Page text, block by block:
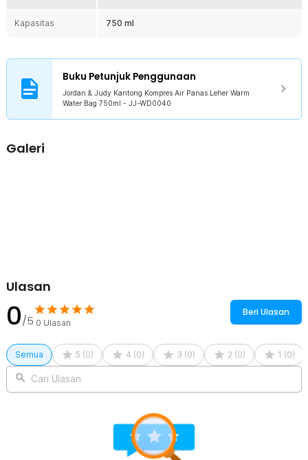
isi ulang terus-menerus.
menahan kehangatan 2-3 jam dengan hanya menghangatkannya
menggunakan microvawe selama 3 menit saja.
Rasakan Panas yang Aman
Tidak perlu khawatir Anda akan terpapar dengan panas yang
cover rajut. Ini dapat sedikit meredakan panas sehingga akan
Rincian yang Anda dapatkan untuk pembelian produk ini:
1 x Jordan & Judy Kantong Kompres Air Panas Leher Warm Water
Bag 750ml - JJ-WD0040
1 x Panduan Penggunaan
Kapasitas 750 ml
Buku Petunjuk Penggunaan
Jordan & Judy Kantong Kompres Air Panas Leher Warm
Water Bag 750ml - JJ-WD0040
Galeri
Ulasan
0/5 0 Ulasan
Beri Ulasan
Semua 5 (0) 4 (0) 3 (0) 2 (0) 1 (0)
Cari Ulasan